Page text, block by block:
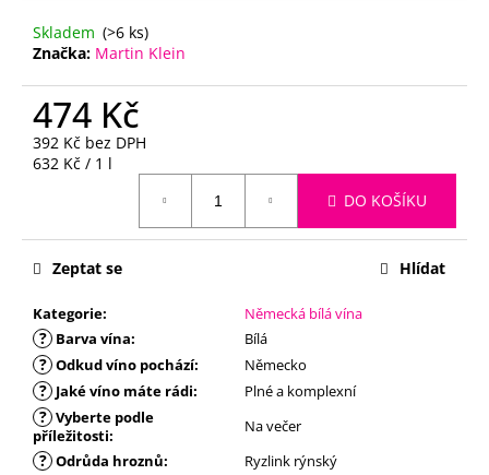
Skladem (>6 ks)
Značka: Martin Klein
474 Kč
392 Kč bez DPH
Měrná
632 Kč / 1 l
DO KOŠÍKU
Kategorie: Německá bílá vína
? Barva vína: Bílá
? Odkud víno pochází: Německo
? Jaké víno máte rádi: Plné a komplexní
? Vyberte podle
příležitosti: Na večer
? Odrůda hroznů: Ryzlink rýnský
Zeptat se Hlídat
D
o
o
u
j